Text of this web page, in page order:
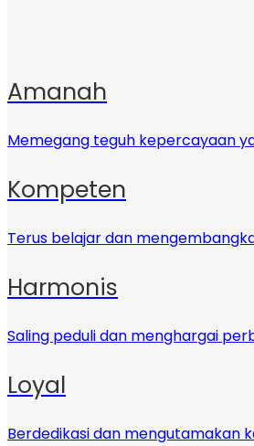
Amanah
Memegang teguh kepercayaan
Kompeten
Terus belajar dan
Harmonis
Saling peduli dan menghargai
Loyal
Berdedikasi dan mengutamakan